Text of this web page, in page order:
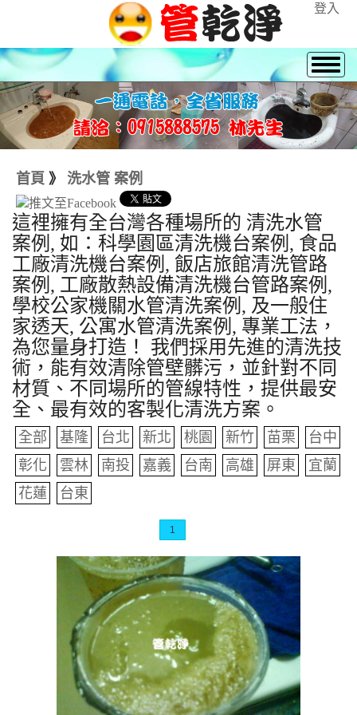
登入
首頁 》 洗水管 案例
這裡擁有全台灣各種場所的 清洗水管
案例, 如：科學園區清洗機台案例, 食品
工廠清洗機台案例, 飯店旅館清洗管路
案例, 工廠散熱設備清洗機台管路案例,
學校公家機關水管清洗案例, 及一般住
家透天, 公寓水管清洗案例, 專業工法，
為您量身打造！ 我們採用先進的清洗技
術，能有效清除管壁髒污，並針對不同
材質、不同場所的管線特性，提供最安
全、最有效的客製化清洗方案。
全部 基隆 台北 新北 桃園 新竹 苗栗
台中
彰化
雲林 南投 嘉義 台南 高雄 屏東
宜蘭
花蓮
台東
1